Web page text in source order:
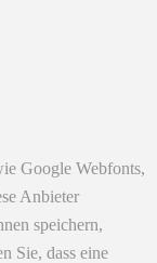
Google Webfonts,
Anbieter
speichern,
Sie, dass eine